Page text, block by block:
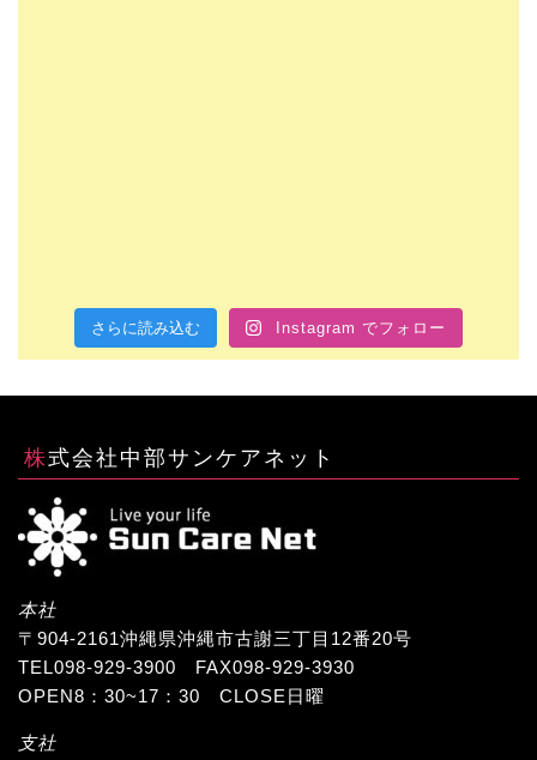
さらに読み込む Instagram でフォロー
株式会社中部サンケアネット
本社
〒904-2161沖縄県沖縄市古謝三丁目12番20号
TEL098-929-3900 FAX098-929-3930
OPEN8：30~17：30 CLOSE日曜
支社